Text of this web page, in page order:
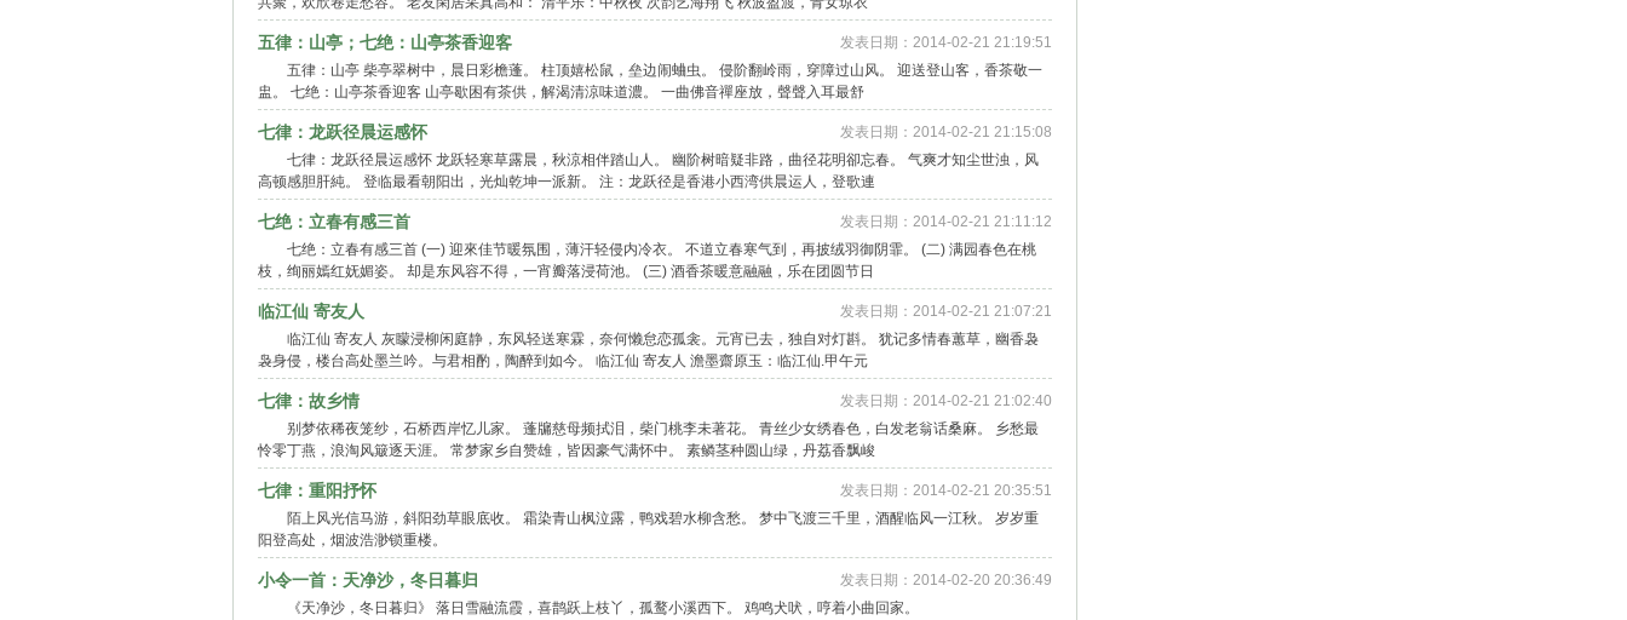
发表日期：2014-02-21 21:19:51
五律：山亭；七绝：山亭茶香迎客
五律：山亭 柴亭翠树中，晨日彩檐蓬。 柱顶嬉松鼠，垒边闹蛐虫。 侵阶翻岭雨，穿障过山风。 迎送登山客，香茶敬一
盅。 七绝：山亭茶香迎客 山亭歇困有茶供，解渴清涼味道濃。 一曲佛音禪座放，聲聲入耳最舒
发表日期：2014-02-21 21:15:08
七律：龙跃径晨运感怀
七律：龙跃径晨运感怀 龙跃轻寒草露晨，秋涼相伴踏山人。 幽阶树暗疑非路，曲径花明卻忘春。 气爽才知尘世浊，风
高顿感胆肝純。 登临最看朝阳出，光灿乾坤一派新。 注：龙跃径是香港小西湾供晨运人，登歌連
发表日期：2014-02-21 21:11:12
七绝：立春有感三首
七绝：立春有感三首 (一) 迎來佳节暖氛围，薄汗轻侵内冷衣。 不道立春寒气到，再披绒羽御阴霏。 (二) 满园春色在桃
枝，绚丽嫣红妩媚姿。 却是东风容不得，一宵瓣落浸荷池。 (三) 酒香茶暖意融融，乐在团圆节日
发表日期：2014-02-21 21:07:21
临江仙 寄友人
临江仙 寄友人 灰矇浸柳闲庭静，东风轻送寒霖，奈何懒怠恋孤衾。元宵已去，独自对灯斟。 犹记多情春蕙草，幽香袅
袅身侵，楼台高处墨兰吟。与君相酌，陶醉到如今。 临江仙 寄友人 澹墨齋原玉：临江仙.甲午元
发表日期：2014-02-21 21:02:40
七律：故乡情
别梦依稀夜笼纱，石桥西岸忆儿家。 蓬牖慈母频拭泪，柴门桃李未著花。 青丝少女绣春色，白发老翁话桑麻。 乡愁最
怜零丁燕，浪淘风簸逐天涯。 常梦家乡自赞雄，皆因豪气满怀中。 素鳞茎种圆山绿，丹荔香飘峻
发表日期：2014-02-21 20:35:51
七律：重阳抒怀
陌上风光信马游，斜阳劲草眼底收。 霜染青山枫泣露，鸭戏碧水柳含愁。 梦中飞渡三千里，酒醒临风一江秋。 岁岁重
阳登高处，烟波浩渺锁重楼。
发表日期：2014-02-20 20:36:49
小令一首：天净沙，冬日暮归
《天净沙，冬日暮归》 落日雪融流霞，喜鹊跃上枝丫，孤鹜小溪西下。 鸡鸣犬吠，哼着小曲回家。